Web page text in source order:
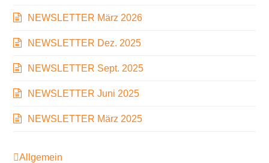
NEWSLETTER März 2026
NEWSLETTER Dez. 2025
NEWSLETTER Sept. 2025
NEWSLETTER Juni 2025
NEWSLETTER März 2025
Allgemein